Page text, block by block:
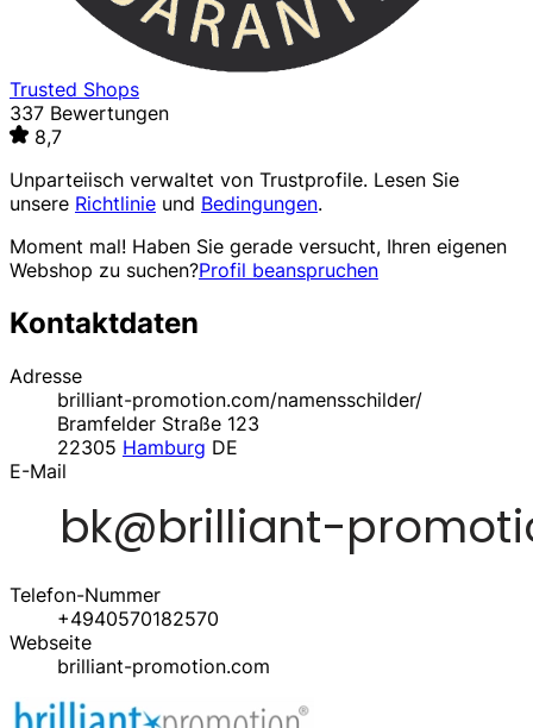
Trusted Shops
337 Bewertungen
8,7
Unparteiisch verwaltet von Trustprofile. Lesen Sie
unsere Richtlinie und Bedingungen.
Moment mal! Haben Sie gerade versucht, Ihren eigenen
Webshop zu suchen?Profil beanspruchen
Kontaktdaten
Adresse
brilliant-promotion.com/namensschilder/
Bramfelder Straße 123
22305 Hamburg DE
E-Mail
Telefon-Nummer
+4940570182570
Webseite
brilliant-promotion.com